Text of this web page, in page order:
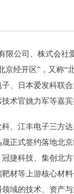
公司、株式会社
京经开区”，又称
、日本爱发科联
术官姚力军等嘉
江丰电子三方达
正式签约落地北
捷科技、集创北
材等上游核心材
域的技术、资产